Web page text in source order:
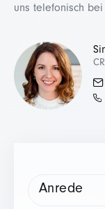
uns telefonisch bei